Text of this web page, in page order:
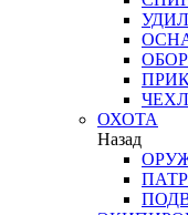
ОХОТА
Назад